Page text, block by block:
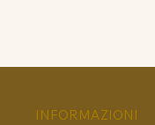
INFORMAZIONI